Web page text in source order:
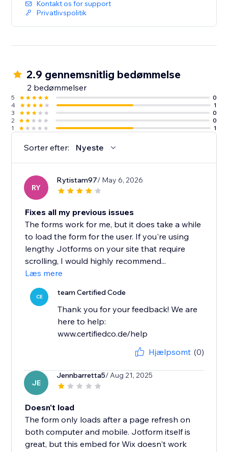
Kontakt os for support
Privatlivspolitik
2.9 gennemsnitlig bedømmelse
2 bedømmelser
5
0
4
1
3
0
2
0
1
1
Sorter efter: Nyeste
RY
Rytistam97/ May 6, 2026
Fixes all my previous issues
The forms work for me, but it does take a while
to load the form for the user. If you're using
lengthy Jotforms on your site that require
scrolling, I would highly recommend...
Læs mere
CE team Certified Code
Thank you for your feedback! We are
here to help:
www.certifiedco.de/help
Hjælpsomt (0)
JE
Jennbarretta5/ Aug 21, 2025
Doesn't load
The form only loads after a page refresh on
both computer and mobile. Jotform itself is
great, but this embed for Wix doesn't work